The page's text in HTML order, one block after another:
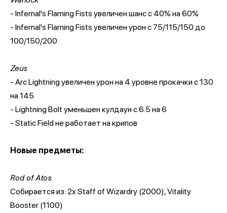
- Infernal's Flaming Fists увеличен шанс с 40% на 60%
- Infernal's Flaming Fists увеличен урон с 75/115/150 до
100/150/200
Zeus
- Arc Lightning увеличен урон на 4 уровне прокачки с 130
на 145
- Lightning Bolt уменьшен кулдаун с 6.5 на 6
- Static Field не работает на крипов
Новые предметы:
Rod of Atos
Собирается из: 2x Staff of Wizardry (2000), Vitality
Booster (1100)